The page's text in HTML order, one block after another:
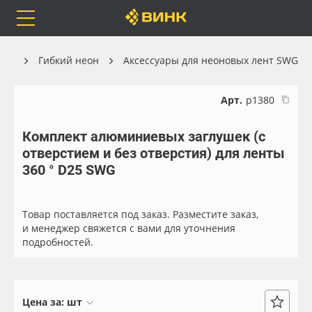
Каталог
Orafol
Бренды
Доставка
Весь каталог
Рулонные материалы
Самоклеящиеся плёнки
Листовые материалы
Гибкий неон Аксессуары для неоновых лент SWG
Арт. р1380
Комплект алюминиевых заглушек (с
отверстием и без отверстия) для ленты
360 ° D25 SWG
Товар поставляется под заказ. Разместите заказ,
и менеджер свяжется с вами для уточнения
подробностей.
Цена за: шт